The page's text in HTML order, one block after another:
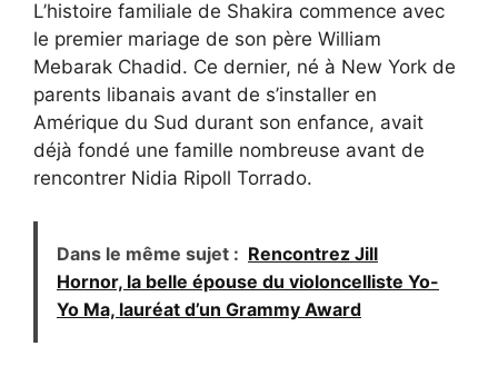
L’histoire familiale de Shakira commence avec
le premier mariage de son père William
Mebarak Chadid. Ce dernier, né à New York de
parents libanais avant de s’installer en
Amérique du Sud durant son enfance, avait
déjà fondé une famille nombreuse avant de
rencontrer Nidia Ripoll Torrado.
Dans le même sujet : Rencontrez Jill
Hornor, la belle épouse du violoncelliste Yo-
Yo Ma, lauréat d’un Grammy Award